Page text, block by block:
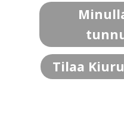
Tilaa